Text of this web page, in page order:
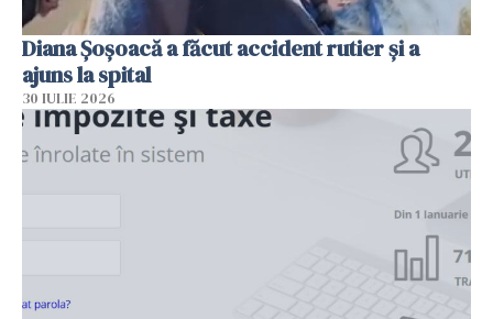
Diana Șoșoacă a făcut accident rutier și a
ajuns la spital
30 IULIE 2026